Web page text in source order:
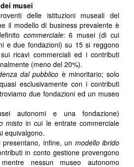
musei
delle istituzioni museali del
il modello di business prevalente è
commerciale: 6 musei (di cui
e due fondazioni) su 15 si reggono
ricavi commerciali ed i contributi
(meno del 20%).
dal pubblico è minoritario; solo
esclusivamente con i contributi
due fondazioni ed un museo
autonomi e una fondazione)
mistoin cui le entrate commerciale
equivalgono.
infine, un modello ibrido
in conto gestione provengono
nessun museo autonomo